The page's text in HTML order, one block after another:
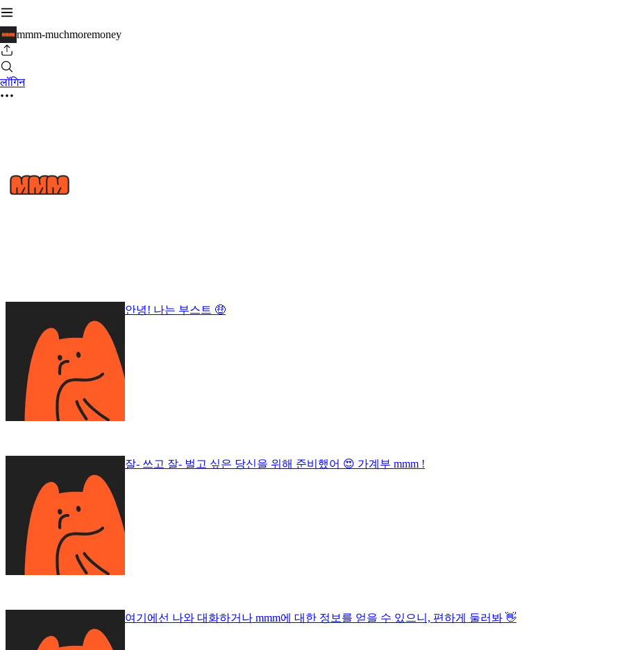
mmm-muchmoremoney
लॉगिन
안녕! 나는 부스트 🤑
잘- 쓰고 잘- 벌고 싶은 당신을 위해 준비했어 😍 가계부 mmm !
여기에선 나와 대화하거나 mmm에 대한 정보를 얻을 수 있으니, 편하게 둘러봐 👋